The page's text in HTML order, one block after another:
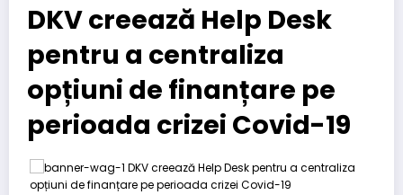
DKV creează Help Desk
pentru a centraliza
opțiuni de finanțare pe
perioada crizei Covid-19